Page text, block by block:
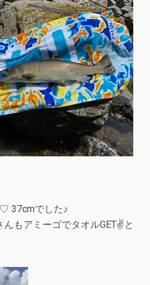
37cmでした♪
もアミーゴでタオルGET✌️と